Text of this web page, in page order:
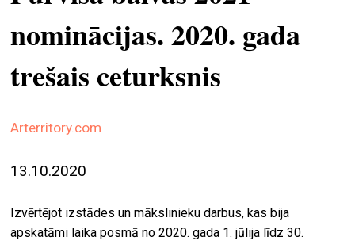
nominācijas. 2020. gada
trešais ceturksnis
Arterritory.com
13.10.2020
Izvērtējot izstādes un mākslinieku darbus, kas bija
apskatāmi laika posmā no 2020. gada 1. jūlija līdz 30.